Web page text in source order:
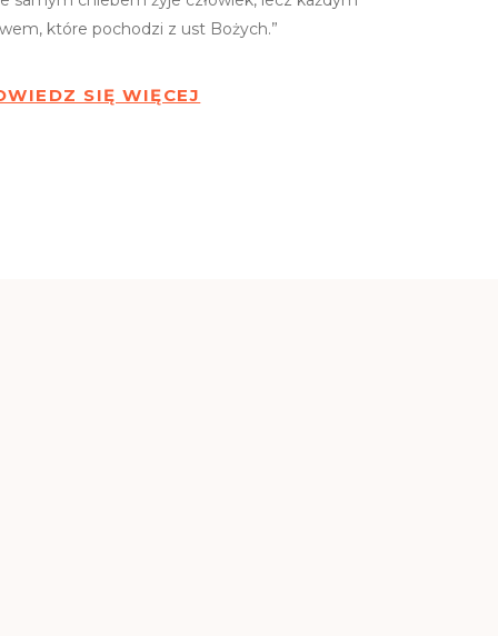
które pochodzi z ust Bożych.”
SIĘ WIĘCEJ